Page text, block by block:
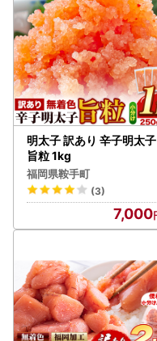
明太子 訳あり 辛子明太子
旨粒 1kg
福岡県鞍手町
(3)
7,000